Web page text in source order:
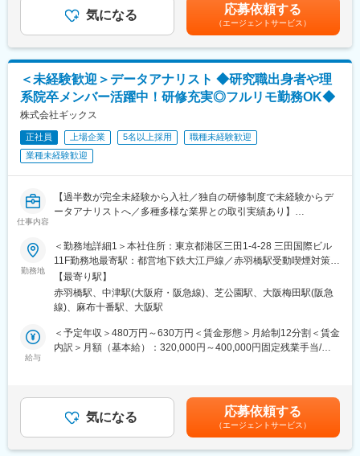
＜求人のポイント＞
・高レベルなマネージャーからの指導と、内部研修でのロジカル
・産学官金支援コミュニティーに参画し、大学や県内企業と共に
サポート。
・大手コンサルティング会社出身の上長と、非常に近い距離でコ
ンサル業務を行うことが可能。
＜キャリアパスについて＞
アソシエイト→シニアアソシエイト→マネージャー→シニアマネ
ージャー→プリンシパル
SX実行支援
※支援後も顧客との長期的な関係性があります。
一辺倒なDX/SXの一元的な活用は、住民間の格差に影響を与える
可能性があります。インフラ整備やIT人材の不足、デジタルリテ
ラシーの低さに加え、特に地方の中小企業や自治体では、技術導
入への資金や知識が不足しており、効率化や地域経済の活性化が
タル化が進んでいない点も大きな課題となっています。
人材の不足と移住・定住促進
地域特有の産業構造と課題への対応など
＜当社のプロジェクト実例＞
https://www.ccube-consulting.co.jp/case/
＜入社の決め手＞
例１（前職：ITコンサルタント）
「コロナ禍のワクチン接種事業に参画した経験を通じ、社会貢献
への強い思いを再認識。当社の地域活性化の理念に共感し、この
企業で自分の思いを実現できると感じて入社を決意。」
を聞き、興味を持った。当社のビジョンやスタートアップならで
はの魅力に惹かれ、設立時に入社を決意。現在は中堅・中小企業
の力を引き出し、地域社会の課題解決に貢献することに意義を感
安の金額であり、選考を通じて上下する可能性があります。月給
(月額)は固定手当を含めた表記です。
気になる 応募依頼する
（エージェントサービス）
＜未経験歓迎＞データアナリスト ◆研究職出身者や理
系院卒メンバー活躍中！研修充実◎フルリモ勤務OK◆
株式会社ギックス
正社員 上場企業 5名以上採用
職種未経験歓迎
業種未経験歓迎
仕事内容
【過半数が完全未経験から入社／独自の研修制度で未経験からデ
ータアナリストへ／多種多様な業界との取引実績あり】
データを活用して企業の業務課題を解決する当社にて、データア
ナリストを募集いたします。
■業務概要
クライアントから受領するデータを分析し、業務課題解決・経営
課題解決に向けたプロジェクトへ参画頂きます。
本ポジションはアナリスト職として「知りたいことが分かる分
析」「議論するための材料となる分析」「仮説が正しいか検証で
きる分析」を実施していただきます。
■プロジェクト例（JR西日本様プロジェクト、一例）
（1）鉄道生産性向上
勤務地
＜勤務地詳細1＞本社住所：東京都港区三田1-4-28 三田国際ビル
11F勤務地最寄駅：都営地下鉄大江戸線／赤羽橋駅受動喫煙対策：
屋内全面禁煙＜勤務地詳細2＞大阪オフィス住所：大阪府大阪市北
区大深町6番38号 グラングリーン大阪 北館 JAM BASE 4階
JAM-STUDIO 404号室勤務地最寄駅：JR線／大阪駅受動喫煙対
【最寄り駅】
赤羽橋駅、中津駅(大阪府・阪急線)、芝公園駅、大阪梅田駅(阪急
線)、麻布十番駅、大阪駅
給与
＜予定年収＞480万円～630万円＜賃金形態＞月給制12分割＜賃金
内訳＞月額（基本給）：320,000円～400,000円固定残業手当/
＞オファー年収はご経験・スキルに応じて決定いたします。リア
ルタイムプロモーションという評価制度があり、毎月、昇給の機
会があります。過去には入社2ヶ月で給与が上がった方もいます。
賃金はあくまでも目安の金額であり、選考を通じて上下する可能
気になる 応募依頼する
（エージェントサービス）